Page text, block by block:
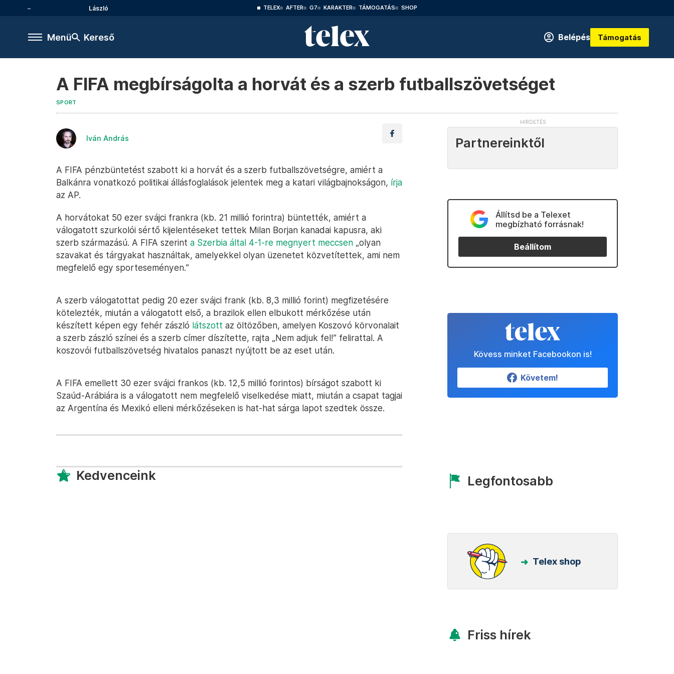
László TELEX AFTER G7 KARAKTER TÁMOGATÁS SHOP
Menü Kereső Belépés Támogatás
A FIFA megbírságolta a horvát és a szerb futballszövetséget
SPORT
Iván András
A FIFA pénzbüntetést szabott ki a horvát és a szerb futballszövetségre, amiért a
Balkánra vonatkozó politikai állásfoglalások jelentek meg a katari világbajnokságon, írja
az AP.
A horvátokat 50 ezer svájci frankra (kb. 21 millió forintra) büntették, amiért a
válogatott szurkolói sértő kijelentéseket tettek Milan Borjan kanadai kapusra, aki
szerb származású. A FIFA szerint a Szerbia által 4-1-re megnyert meccsen „olyan
szavakat és tárgyakat használtak, amelyekkel olyan üzenetet közvetítettek, ami nem
megfelelő egy sporteseményen.”
A szerb válogatottat pedig 20 ezer svájci frank (kb. 8,3 millió forint) megfizetésére
kötelezték, miután a válogatott első, a brazilok ellen elbukott mérkőzése után
készített képen egy fehér zászló látszott az öltözőben, amelyen Koszovó körvonalait
a szerb zászló színei és a szerb címer díszítette, rajta „Nem adjuk fel!” felirattal. A
koszovói futballszövetség hivatalos panaszt nyújtott be az eset után.
A FIFA emellett 30 ezer svájci frankos (kb. 12,5 millió forintos) bírságot szabott ki
Szaúd-Arábiára is a válogatott nem megfelelő viselkedése miatt, miután a csapat tagjai
az Argentína és Mexikó elleni mérkőzéseken is hat-hat sárga lapot szedtek össze.
Kedvenceink
Partnereinktől
Állítsd be a Telexet
megbízható forrásnak!
Beállítom
Kövess minket Facebookon is!
Követem!
Legfontosabb
Telex shop
Friss hírek